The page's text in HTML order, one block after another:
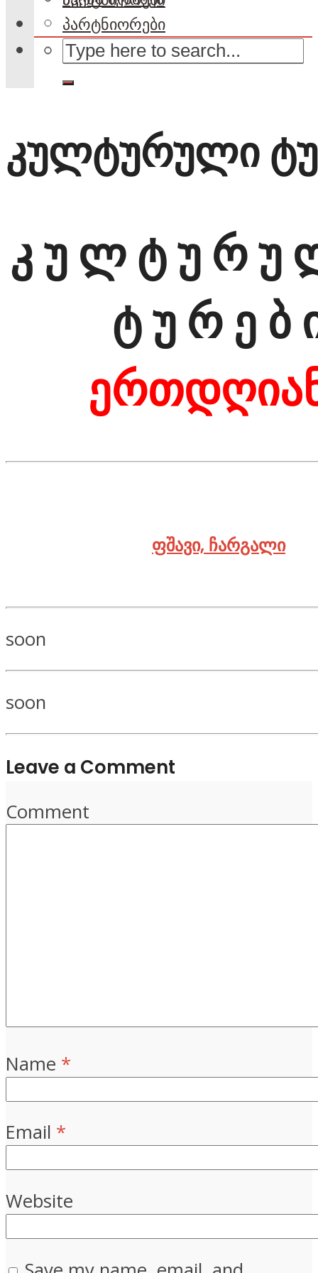
პარტნიორები
კულტურული
კ უ ლ ტ უ რ
ტ უ რ ე ბ
ფშავი, ჩარგალი
soon
soon
Leave a Comment
Comment
Name *
Email *
Website